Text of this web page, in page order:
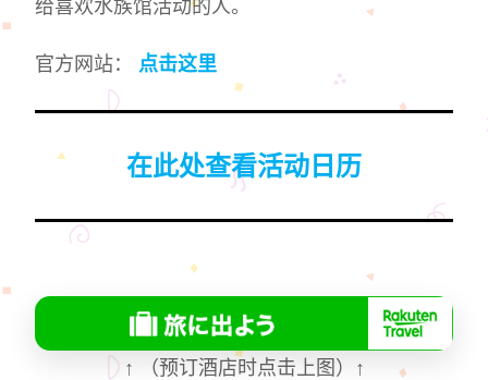
给喜欢水族馆活动的人。
官方网站： 点击这里
在此处查看活动日历
↑ （预订酒店时点击上图） ↑